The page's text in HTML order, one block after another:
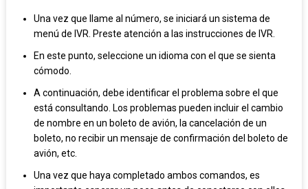
Una vez que llame al número, se iniciará un sistema de
menú de IVR. Preste atención a las instrucciones de IVR.
En este punto, seleccione un idioma con el que se sienta
cómodo.
A continuación, debe identificar el problema sobre el que
está consultando. Los problemas pueden incluir el cambio
de nombre en un boleto de avión, la cancelación de un
boleto, no recibir un mensaje de confirmación del boleto de
avión, etc.
Una vez que haya completado ambos comandos, es